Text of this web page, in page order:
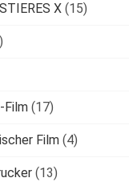
X (15)
Film (17)
Film (4)
(13)